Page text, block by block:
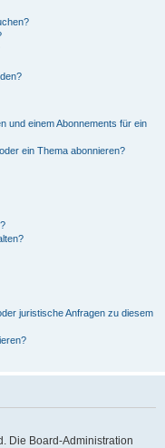
und einem Abonnements für ein
ein Thema abonnieren?
juristische Anfragen zu diesem
Die Board-Administration